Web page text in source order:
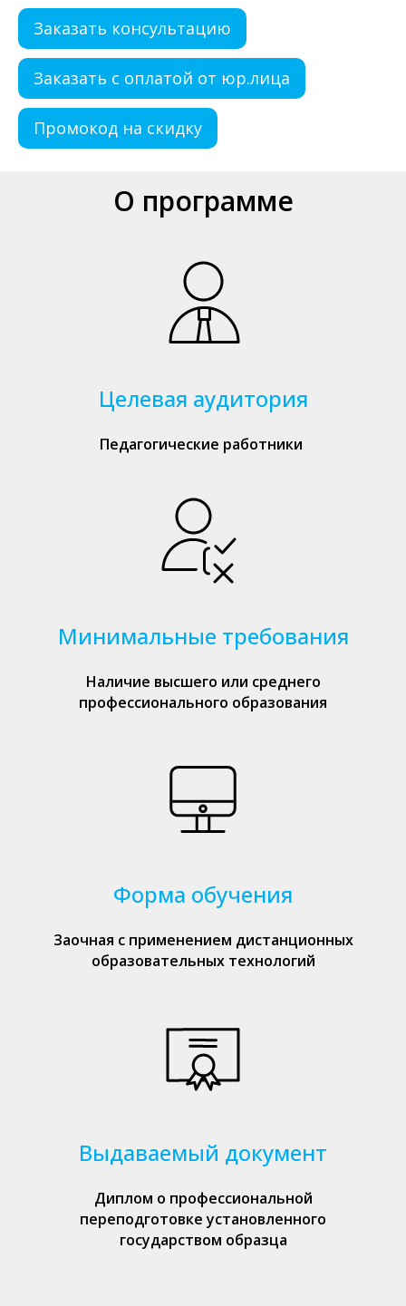
Заказать консультацию
Заказать с оплатой от юр.лица
Промокод на скидку
О программе
Целевая аудитория
Педагогические работники
Минимальные требования
Наличие высшего или среднего
профессионального образования
Форма обучения
Заочная с применением дистанционных
образовательных технологий
Выдаваемый документ
Диплом о профессиональной
переподготовке установленного
государством образца